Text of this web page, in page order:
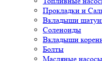
Прокладки и
Вкладыши
Соленоиды
Вкладыши
Болты
Масляные насосы